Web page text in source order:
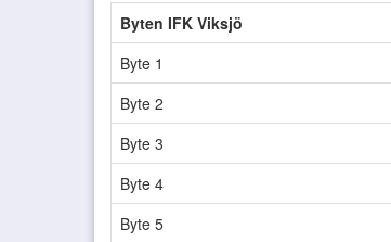
Byten IFK Viksjö
Byte 1
Byte 2
Byte 3
Byte 4
Byte 5